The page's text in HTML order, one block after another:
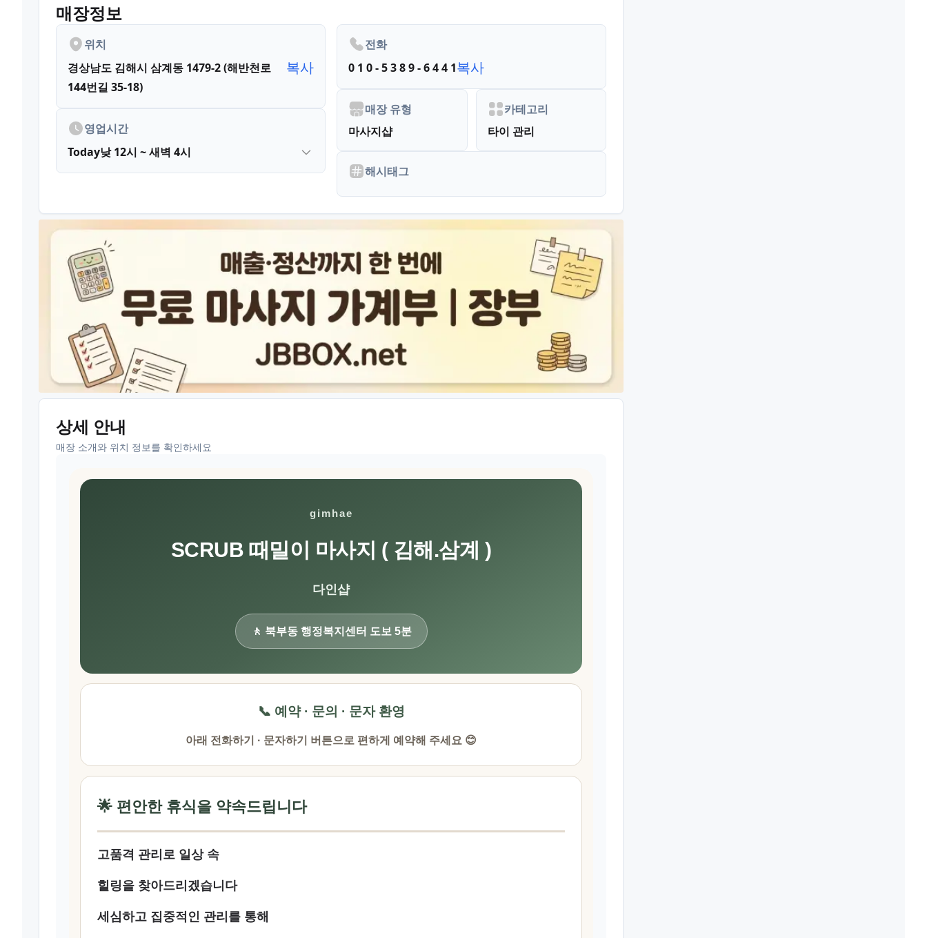
매장정보
위치
경상남도 김해시 삼계동 1479-2 (해반천로
144번길 35-18)
복사
영업시간
Today낮 12시 ~ 새벽 4시
전화
0 1 0 - 5 3 8 9 - 6 4 4 1복사
매장 유형
마사지샵
카테고리
타이 관리
해시태그
상세 안내
매장 소개와 위치 정보를 확인하세요
gimhae
SCRUB 때밀이 마사지 ( 김해.삼계 )
다인샵
🚶 북부동 행정복지센터 도보 5분
📞 예약 · 문의 · 문자 환영
아래 전화하기 · 문자하기 버튼으로 편하게 예약해 주세요 😊
🌟 편안한 휴식을 약속드립니다
고품격 관리로 일상 속
힐링을 찾아드리겠습니다
세심하고 집중적인 관리를 통해